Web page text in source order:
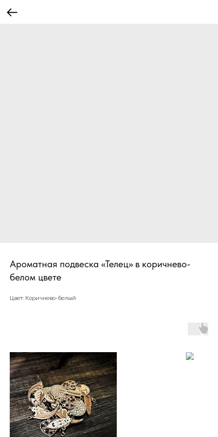
Ароматная подвеска «Телец» в коричнево-
белом цвете
Цвет: Коричнево-белый